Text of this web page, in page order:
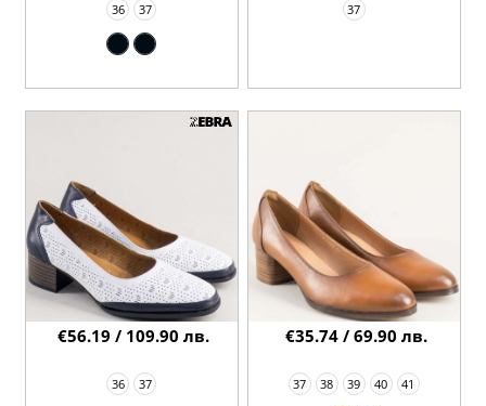
36 37 37
36 37
€56.19 / 109.90 лв.
37 38 39 40 41
€35.74 / 69.90 лв.